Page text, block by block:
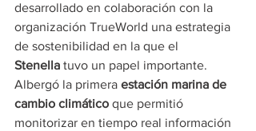
desarrollado en colaboración con la
organización TrueWorld una estrategia
de sostenibilidad en la que el
Stenella tuvo un papel importante.
Albergó la primera estación marina de
cambio climático que permitió
monitorizar en tiempo real información